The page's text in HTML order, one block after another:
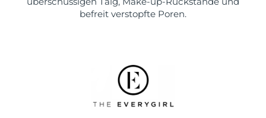
befreit verstopfte Poren.